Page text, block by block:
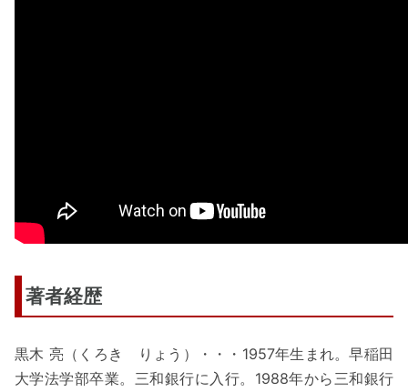
著者経歴
黒木 亮（くろき りょう）・・・1957年生まれ。早稲田
大学法学部卒業。三和銀行に入行。1988年から三和銀行